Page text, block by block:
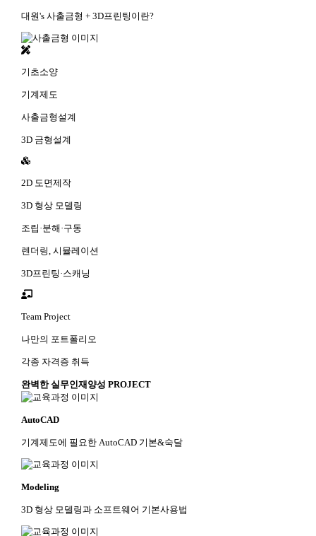
대원's 사출금형 + 3D프린팅이란?
기초소양
기계제도
사출금형설계
3D 금형설계
2D 도면제작
3D 형상 모델링
조립·분해·구동
렌더링, 시뮬레이션
3D프린팅·스캐닝
Team Project
나만의 포트폴리오
각종 자격증 취득
완벽한 실무인재양성 PROJECT
AutoCAD
기계제도에 필요한 AutoCAD 기본&숙달
Modeling
3D 형상 모델링과 소프트웨어 기본사용법